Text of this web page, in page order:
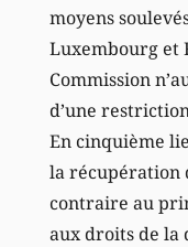
moyens
Luxembourg et
Commission
d’une
En cinquième
la récupération
contraire au
aux droits de la